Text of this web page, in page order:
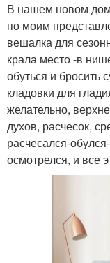
В нашем новом
по моим
вешалка для
крала место -в
обуться и бросить
кладовки для
желательно,
духов, расчесок,
расчесался-
осмотрелся, и все